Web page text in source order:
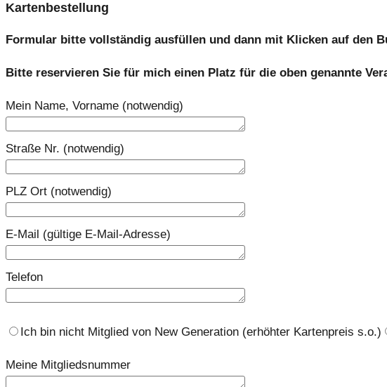
Kartenbestellung
Formular bitte vollständig ausfüllen und dann mit Klicken auf den
Bitte reservieren Sie für mich einen Platz für die oben genannte
Mein Name, Vorname (notwendig)
Straße Nr. (notwendig)
PLZ Ort (notwendig)
E-Mail (gültige E-Mail-Adresse)
Telefon
Ich bin nicht Mitglied von New Generation (erhöhter Kartenpreis s.o.)
Meine Mitgliedsnummer